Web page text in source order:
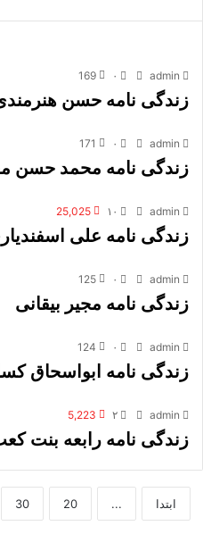
admin ۰ 169
زندگی نامه حسن
admin ۰ 171
زندگی نامه محمد حسن
admin ۱۰ 25,025
زندگی نامه علی
admin ۰ 125
زندگی نامه مجیر بیقانی
admin ۰ 124
زندگی نامه ابواسحاق
admin ۲ 5,223
زندگی نامه رابعه بنت
ابتدا ...
20
30